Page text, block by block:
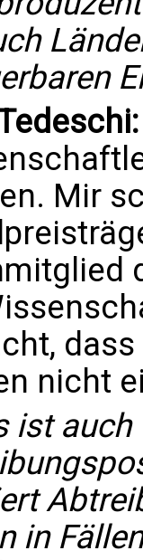
Mir
nicht
ist auch
in